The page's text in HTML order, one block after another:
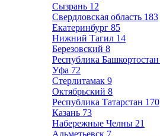
Сызрань 12
Свердловская область 183
Екатеринбург 85
Нижний Тагил 14
Березовский 8
Республика Башкортостан
Уфа 72
Стерлитамак 9
Октябрьский 8
Республика Татарстан 170
Казань 73
Набережные Челны 21
Альметьевск 7